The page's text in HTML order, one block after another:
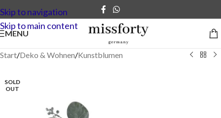
Skip to navigation
Skip to main content
MENU
Start/Deko & Wohnen/Kunstblumen
SOLD
OUT